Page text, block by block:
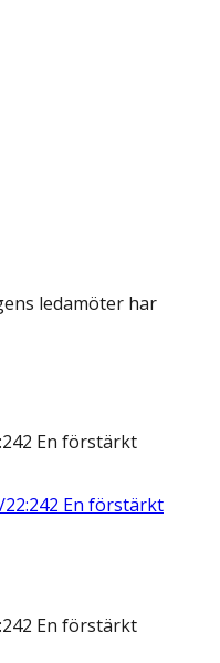
ledamöter har
En förstärkt
En förstärkt
En förstärkt